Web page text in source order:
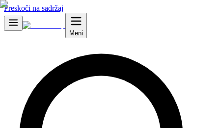
Preskoči na sadržaj
Meni